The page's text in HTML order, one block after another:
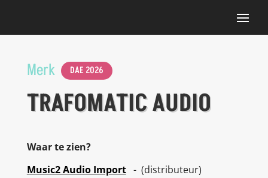
Merk DAE 2026
TRAFOMATIC AUDIO
Waar te zien?
Music2 Audio Import- (distributeur)